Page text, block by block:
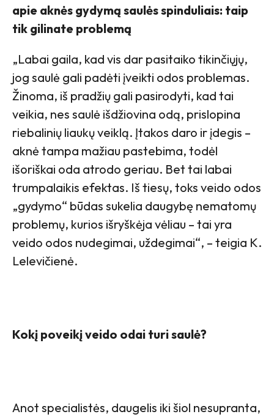
apie aknės gydymą saulės spinduliais: taip
tik gilinate problemą
„Labai gaila, kad vis dar pasitaiko tikinčiųjų,
jog saulė gali padėti įveikti odos problemas.
Žinoma, iš pradžių gali pasirodyti, kad tai
veikia, nes saulė išdžiovina odą, prislopina
riebalinių liaukų veiklą. Įtakos daro ir įdegis –
aknė tampa mažiau pastebima, todėl
išoriškai oda atrodo geriau. Bet tai labai
trumpalaikis efektas. Iš tiesų, toks veido odos
„gydymo“ būdas sukelia daugybę nematomų
problemų, kurios išryškėja vėliau – tai yra
veido odos nudegimai, uždegimai“, – teigia K.
Lelevičienė.
Kokį poveikį veido odai turi saulė?
Anot specialistės, daugelis iki šiol nesupranta,